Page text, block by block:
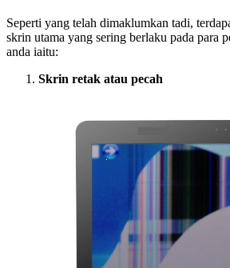
Seperti yang telah dimaklumkan tadi,
skrin utama yang sering berlaku pada para
anda iaitu:
Skrin retak atau pecah